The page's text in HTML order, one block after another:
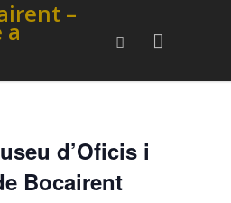
d’Oficis i
Bocairent